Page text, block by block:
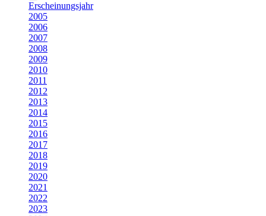
Erscheinungsjahr
2005
2006
2007
2008
2009
2010
2011
2012
2013
2014
2015
2016
2017
2018
2019
2020
2021
2022
2023